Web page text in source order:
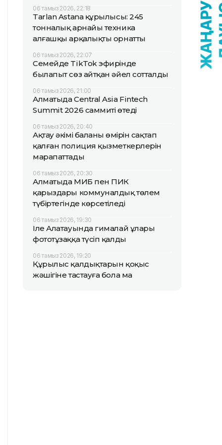
06 тамыз 2026, 22:18
Tarlan Astana құрылысы: 245
тонналық арнайы техника
алғашқы арқалықты орнатты
06 тамыз 2026, 22:07
Семейде TikTok эфирінде
былапыт сөз айтқан әйел сотталды
06 тамыз 2026, 21:00
Алматыда Central Asia Fintech
Summit 2026 саммиті өтеді
06 тамыз 2026, 20:40
Ақтау әкімі баланың өмірін сақтап
қалған полиция қызметкерлерін
марапаттады
06 тамыз 2026, 20:30
Алматыда МИБ пен ПИК
қарыздары коммуналдық төлем
түбіртегінде көрсетіледі
06 тамыз 2026, 19:30
Іле Алатауында гималай ұлары
фототұзаққа түсіп қалды
06 тамыз 2026, 19:20
Құрылыс қалдықтарын қоқыс
жәшігіне тастауға бола ма